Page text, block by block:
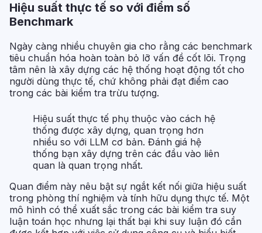
Hiệu suất thực tế so với điểm số
Benchmark
Ngày càng nhiều chuyên gia cho rằng các benchmark
tiêu chuẩn hóa hoàn toàn bỏ lỡ vấn đề cốt lõi. Trọng
tâm nên là xây dựng các hệ thống hoạt động tốt cho
người dùng thực tế, chứ không phải đạt điểm cao
trong các bài kiểm tra trừu tượng.
Hiệu suất thực tế phụ thuộc vào cách hệ
thống được xây dựng, quan trọng hơn
nhiều so với LLM cơ bản. Đánh giá hệ
thống bạn xây dựng trên các đầu vào liên
quan là quan trọng nhất.
Quan điểm này nêu bật sự ngắt kết nối giữa hiệu suất
trong phòng thí nghiệm và tính hữu dụng thực tế. Một
mô hình có thể xuất sắc trong các bài kiểm tra suy
luận toán học nhưng lại thất bại khi suy luận đó cần